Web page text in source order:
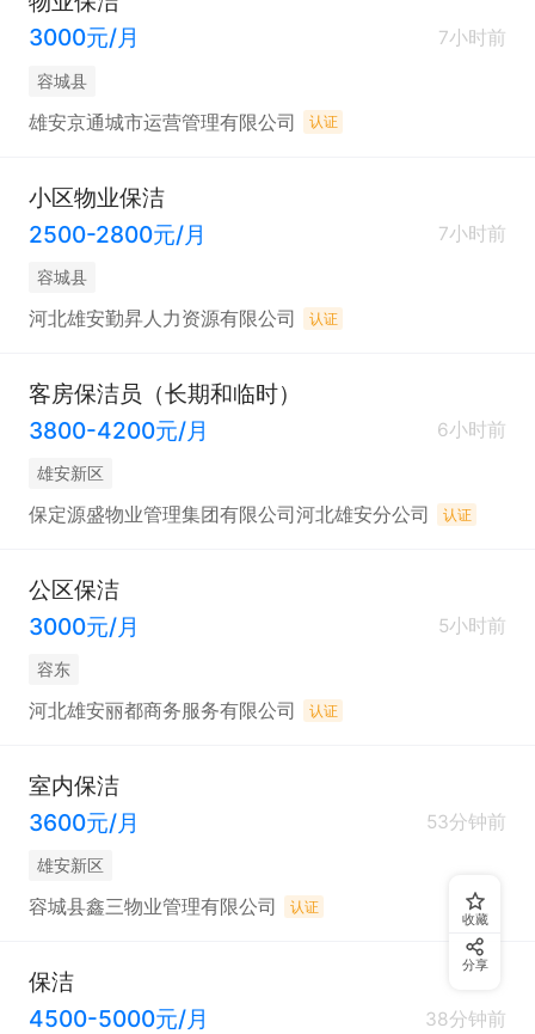
3000元/月
7小时前
容城县
雄安京通城市运营管理有限公司 认证
小区物业保洁
2500-2800元/月
7小时前
容城县
河北雄安勤昇人力资源有限公司 认证
客房保洁员（长期和临时）
3800-4200元/月
6小时前
雄安新区
保定源盛物业管理集团有限公司河北雄安分公司 认证
公区保洁
3000元/月
5小时前
容东
河北雄安丽都商务服务有限公司 认证
室内保洁
3600元/月
53分钟前
雄安新区
容城县鑫三物业管理有限公司 认证
保洁
4500-5000元/月
38分钟前
收藏
分享